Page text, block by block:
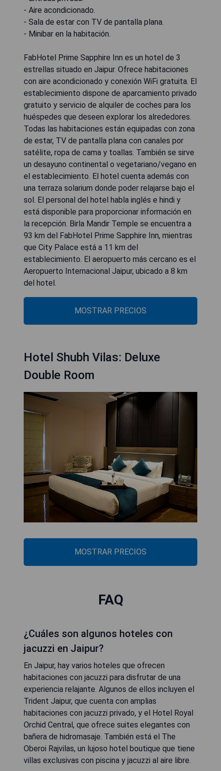
- Aire acondicionado.
- Sala de estar con TV de pantalla plana.
- Minibar en la habitación.
FabHotel Prime Sapphire Inn es un hotel de 3
estrellas situado en Jaipur. Ofrece habitaciones
con aire acondicionado y conexión WiFi gratuita. El
establecimiento dispone de aparcamiento privado
gratuito y servicio de alquiler de coches para los
huéspedes que deseen explorar los alrededores.
Todas las habitaciones están equipadas con zona
de estar, TV de pantalla plana con canales por
satélite, ropa de cama y toallas. También se sirve
un desayuno continental o vegetariano/vegano en
el establecimiento. El hotel cuenta además con
una terraza solarium donde poder relajarse bajo el
sol. El personal del hotel habla inglés e hindi y
está disponible para proporcionar información en
la recepción. Birla Mandir Temple se encuentra a
93 km del FabHotel Prime Sapphire Inn, mientras
que City Palace está a 11 km del
establecimiento. El aeropuerto más cercano es el
Aeropuerto Internacional Jaipur, ubicado a 8 km
del hotel.
MOSTRAR PRECIOS
Hotel Shubh Vilas: Deluxe
Double Room
MOSTRAR PRECIOS
FAQ
¿Cuáles son algunos hoteles con
jacuzzi en Jaipur?
En Jaipur, hay varios hoteles que ofrecen
habitaciones con jacuzzi para disfrutar de una
experiencia relajante. Algunos de ellos incluyen el
Trident Jaipur, que cuenta con amplias
habitaciones con jacuzzi privado, y el Hotel Royal
Orchid Central, que ofrece suites elegantes con
bañera de hidromasaje. También está el The
Oberoi Rajvilas, un lujoso hotel boutique que tiene
villas exclusivas con piscina y jacuzzi al aire libre.